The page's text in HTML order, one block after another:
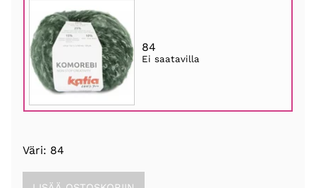
84
Ei saatavilla
Väri: 84